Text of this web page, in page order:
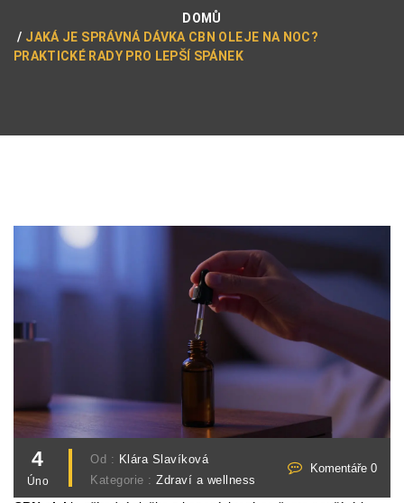
DOMŮ
JAKÁ JE SPRÁVNÁ DÁVKA CBN OLEJE NA NOC?
PRAKTICKÉ RADY PRO LEPŠÍ SPÁNEK
4
Úno
Od : Klára Slavíková
Kategorie :Zdraví a wellness
Komentáře 0